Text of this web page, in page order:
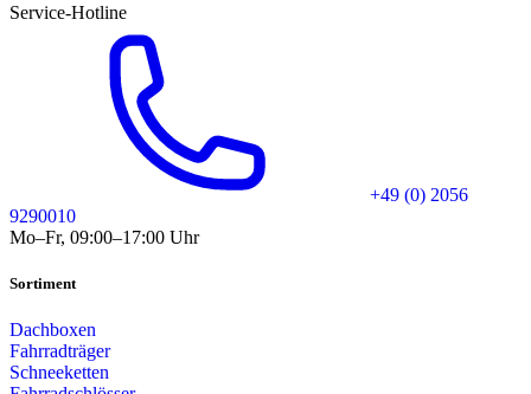
Service-Hotline
+49 (0) 2056
9290010
Mo–Fr, 09:00–17:00 Uhr
Sortiment
Dachboxen
Fahrradträger
Schneeketten